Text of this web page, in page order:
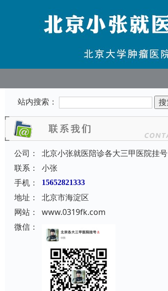
站内搜索：
公司：
北京小张就医陪诊各大三甲医院挂号
联系：
小张
手机：
15652821333
地址：
北京市海淀区
网站：
www.0319fk.com
微信：